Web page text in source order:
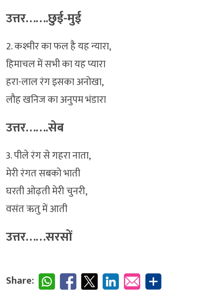
उत्तर…….छुई-मुई
2. कश्मीर का फल है यह न्यारा,
हिमाचल में सभी का यह प्यारा
हरा-लाल रंग इसका अनोखा,
लौह खनिज का अनुपम भंडारा
उत्तर…….सेब
3. पीले रंग से गहरा नाता,
मेरी रंगत सबको भाती
घरती ओढ़ती मेरी चुनरी,
वसंत ऋतु में आती
उत्तर……सरसों
Share: